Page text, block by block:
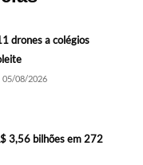
drones a colégios
05/08/2026
3,56 bilhões em 272